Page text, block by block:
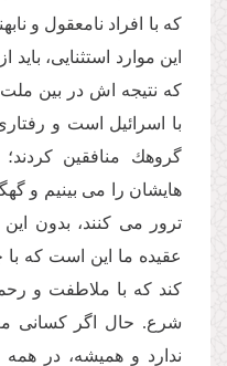
كه با افراد نامعقول و
این موارد استثنایى،
كه نتیجه اش در بین ملت
با اسرائیل است و
گروهك منافقین
هایشان را مى بینیم و
ترور مى كنند، بدون
عقیده ما این است كه
كند كه با ملاطفت و
شرع. حال اگر كسانى
ندارد و همیشه، در